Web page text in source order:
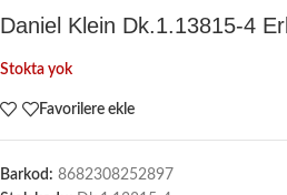
Daniel Klein Dk.1.13815-4
Stokta yok
Favorilere ekle
Barkod: 8682308252897